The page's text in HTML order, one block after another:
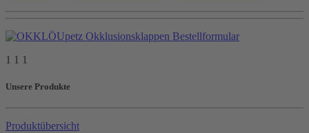
1 1 1
Unsere Produkte
Produktübersicht